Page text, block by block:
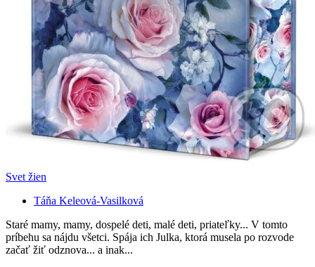
Svet žien
Táňa Keleová-Vasilková
Staré mamy, mamy, dospelé deti, malé deti, priateľky... V tomto
príbehu sa nájdu všetci. Spája ich Julka, ktorá musela po rozvode
začať žiť odznova... a inak...